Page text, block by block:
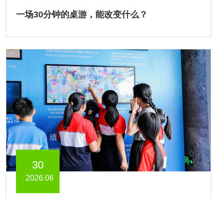
一场30分钟的桌游，能改变什么？
30
2026.06